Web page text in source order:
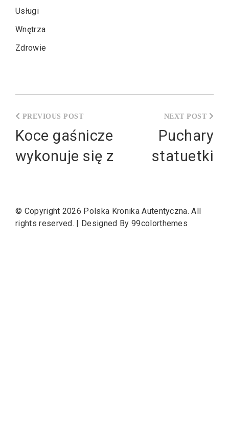
Usługi
Wnętrza
Zdrowie
wpisu
Koce gaśnicze
wykonuje się z
Puchary
statuetki
© Copyright 2026 Polska Kronika Autentyczna. All
rights reserved.
Designed By 99colorthemes